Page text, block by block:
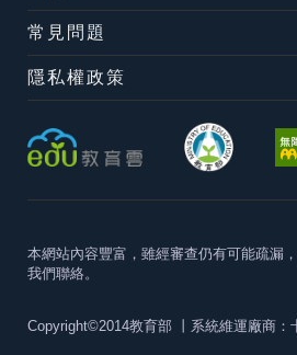
常見問題
隱私權政策
本網站內容豐富，雖經審查仍有可能疏漏，
我們聯絡。
Copyright©2014教育部 丨系統維運廠商：